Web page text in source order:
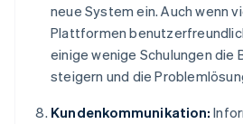
neue System ein. Auch wenn
Plattformen
einige wenige Schulungen
steigern und die
Kundenkommunikation: